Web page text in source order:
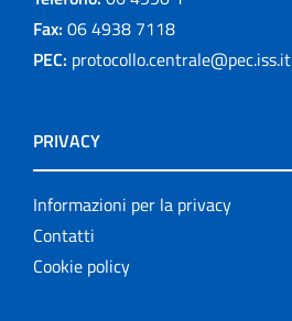
Fax: 06 4938 7118
PEC: protocollo.centrale@pec.iss.it
PRIVACY
Informazioni per la privacy
Contatti
Cookie policy